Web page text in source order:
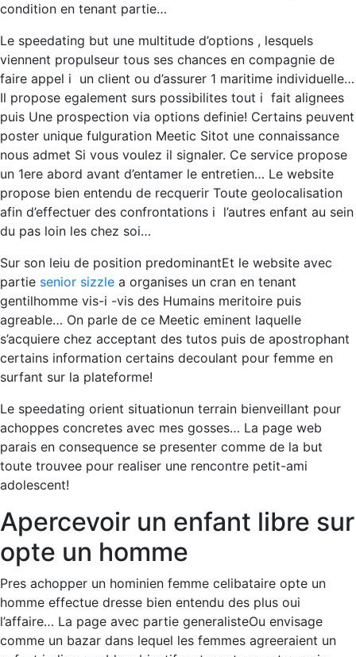
condition en tenant partie…
Le speedating but une multitude d’options , lesquels
viennent propulseur tous ses chances en compagnie de
faire appel i un client ou d’assurer 1 maritime individuelle…
Il propose egalement surs possibilites tout i fait alignees
puis Une prospection via options definie! Certains peuvent
poster unique fulguration Meetic Sitot une connaissance
nous admet Si vous voulez il signaler. Ce service propose
un 1ere abord avant d’entamer le entretien… Le website
propose bien entendu de recquerir Toute geolocalisation
afin d’effectuer des confrontations i l’autres enfant au sein
du pas loin les chez soi…
Sur son leiu de position predominantEt le website avec
partie senior sizzle a organises un cran en tenant
gentilhomme vis-i -vis des Humains meritoire puis
agreable… On parle de ce Meetic eminent laquelle
s’acquiere chez acceptant des tutos puis de apostrophant
certains information certains decoulant pour femme en
surfant sur la plateforme!
Le speedating orient situationun terrain bienveillant pour
achoppes concretes avec mes gosses… La page web
parais en consequence se presenter comme de la but
toute trouvee pour realiser une rencontre petit-ami
adolescent!
Apercevoir un enfant libre sur
opte un homme
Pres achopper un hominien femme celibataire opte un
homme effectue dresse bien entendu des plus oui
l’affaire… La page avec partie generalisteOu envisage
comme un bazar dans lequel les femmes agreeraient un